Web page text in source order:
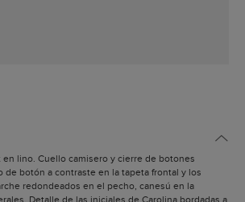
en lino. Cuello camisero y cierre de botones
de botón a contraste en la tapeta frontal y los
redondeados en el pecho, canesú en la